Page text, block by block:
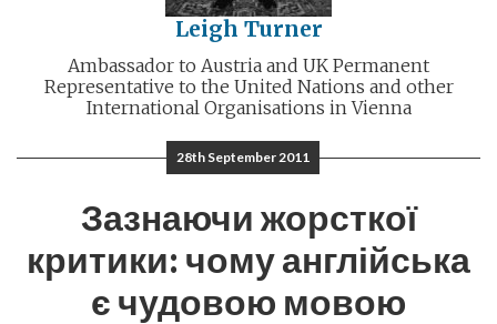
Leigh Turner
Ambassador to Austria and UK Permanent
Representative to the United Nations and other
International Organisations in Vienna
28th September 2011
Зазнаючи жорсткої
критики: чому англійська
є чудовою мовою